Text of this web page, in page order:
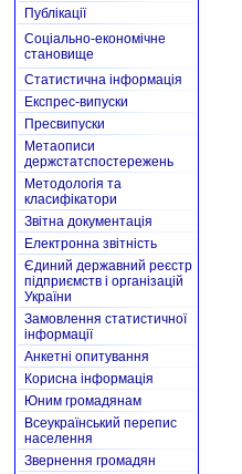
Публікації
Соціально-економічне
становище
Статистична інформація
Експрес-випуски
Пресвипуски
Метаописи
держстатспостережень
Методологія та
класифікатори
Звітна документація
Електронна звітність
Єдиний державний реєстр
підприємств і організацій
України
Замовлення статистичної
інформації
Анкетні опитування
Корисна інформація
Юним громадянам
Всеукраїнський перепис
населення
Звернення громадян